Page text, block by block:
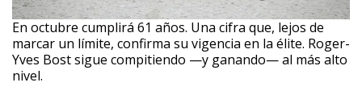
En octubre cumplirá 61 años. Una cifra que, lejos de
marcar un límite, confirma su vigencia en la élite. Roger-
Yves Bost sigue compitiendo —y ganando— al más alto
nivel.